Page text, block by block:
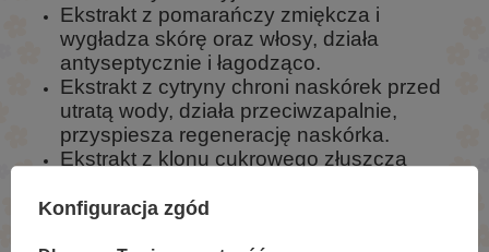
Ekstrakt z pomarańczy zmiękcza i
wygładza skórę oraz włosy, działa
antyseptycznie i łagodząco.
Ekstrakt z cytryny chroni naskórek przed
utratą wody, działa przeciwzapalnie,
przyspiesza regenerację naskórka.
Ekstrakt z klonu cukrowego złuszcza
przeciwzapalnie, ogranicza pocenie.
Konfiguracja zgód